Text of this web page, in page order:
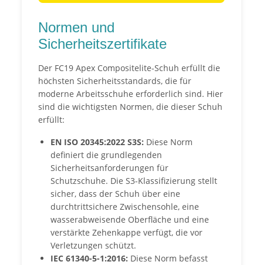
Normen und
Sicherheitszertifikate
Der FC19 Apex Compositelite-Schuh erfüllt die
höchsten Sicherheitsstandards, die für
moderne Arbeitsschuhe erforderlich sind. Hier
sind die wichtigsten Normen, die dieser Schuh
erfüllt:
EN ISO 20345:2022 S3S: Diese Norm
definiert die grundlegenden
Sicherheitsanforderungen für
Schutzschuhe. Die S3-Klassifizierung stellt
sicher, dass der Schuh über eine
durchtrittsichere Zwischensohle, eine
wasserabweisende Oberfläche und eine
verstärkte Zehenkappe verfügt, die vor
Verletzungen schützt.
IEC 61340-5-1:2016: Diese Norm befasst